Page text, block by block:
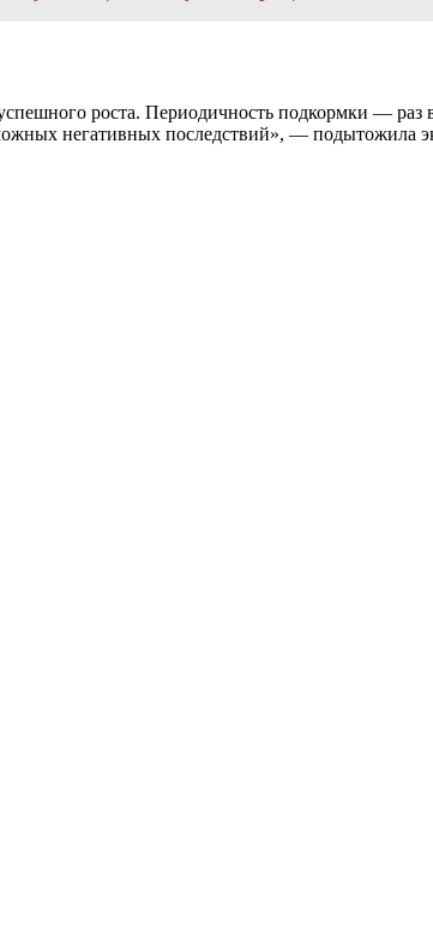
роста. Периодичность подкормки —
негативных последствий», — подытожила